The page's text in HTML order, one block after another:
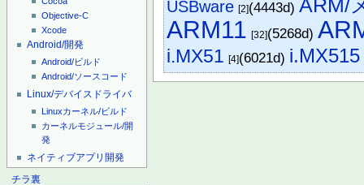
Objective-C
Xcode
Android/開発
Android/ビルド
Android/ソースコード
Linux/デバイスドライバ
Linuxカーネル/ビルド
カーネルモジュール/開
発
ネイティブアプリ開発
チラ裏
USBware [2](4443d)ARM/
ARM11 [32](5268d)
i.MX51 [4](6021d) i.MX515